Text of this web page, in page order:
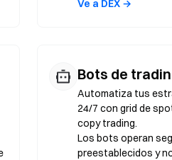
Ve a DEX →
Bots de
Automatiza tus
24/7 con grid de
copy trading.
Los bots operan
preestablecidos y